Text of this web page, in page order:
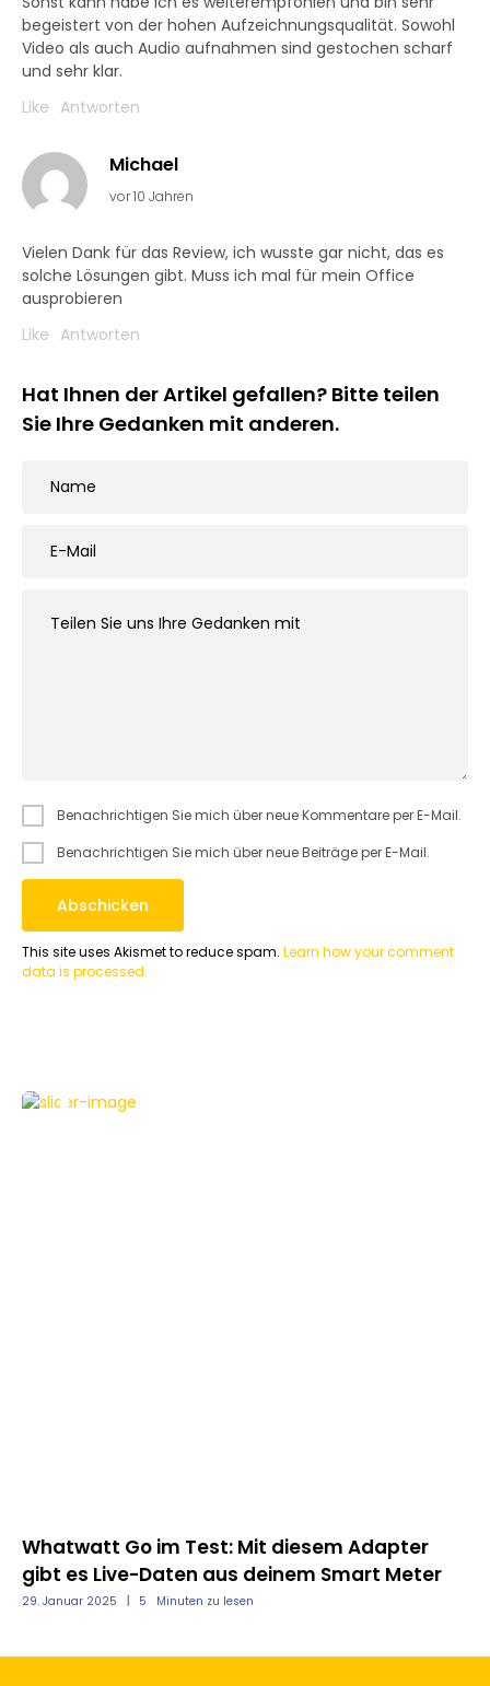
begeistert von der hohen Aufzeichnungsqualität. Sowohl
Video als auch Audio aufnahmen sind gestochen scharf
und sehr klar.
Like Antworten
Michael
vor 10 Jahren
Vielen Dank für das Review, ich wusste gar nicht, das es
solche Lösungen gibt. Muss ich mal für mein Office
ausprobieren
Like Antworten
Hat Ihnen der Artikel gefallen? Bitte teilen
Sie Ihre Gedanken mit anderen.
Benachrichtigen Sie mich über neue Kommentare per E-Mail.
Benachrichtigen Sie mich über neue Beiträge per E-Mail.
This site uses Akismet to reduce spam. Learn how your comment
data is processed.
HAUS & HEIM
Whatwatt Go im Test: Mit diesem Adapter
gibt es Live-Daten aus deinem Smart Meter
29. Januar 2025 5 Minuten zu lesen